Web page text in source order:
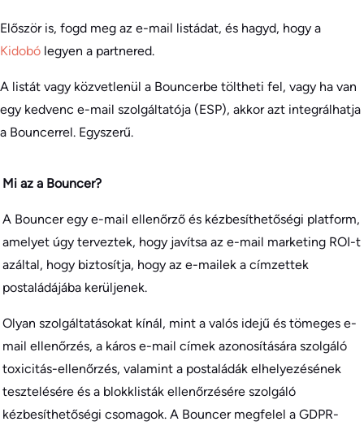
Először is, fogd meg az e-mail listádat, és hagyd, hogy a
Kidobó legyen a partnered.
A listát vagy közvetlenül a Bouncerbe töltheti fel, vagy ha van
egy kedvenc e-mail szolgáltatója (ESP), akkor azt integrálhatja
a Bouncerrel. Egyszerű.
Mi az a Bouncer?
A Bouncer egy e-mail ellenőrző és kézbesíthetőségi platform,
amelyet úgy terveztek, hogy javítsa az e-mail marketing ROI-t
azáltal, hogy biztosítja, hogy az e-mailek a címzettek
postaládájába kerüljenek.
Olyan szolgáltatásokat kínál, mint a valós idejű és tömeges e-
mail ellenőrzés, a káros e-mail címek azonosítására szolgáló
toxicitás-ellenőrzés, valamint a postaládák elhelyezésének
tesztelésére és a blokklisták ellenőrzésére szolgáló
kézbesíthetőségi csomagok. A Bouncer megfelel a GDPR-